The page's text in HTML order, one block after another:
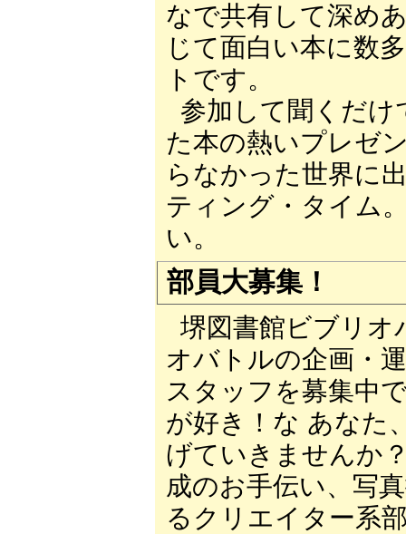
なで共有して深め
じて面白い本に数
トです。
参加して聞くだけ
た本の熱いプレゼ
らなかった世界に
ティング・タイム
い。
部員大募集！
堺図書館ビブリオ
オバトルの企画・
スタッフを募集中
が好き！な あなた
げていきませんか
成のお手伝い、写
るクリエイター系